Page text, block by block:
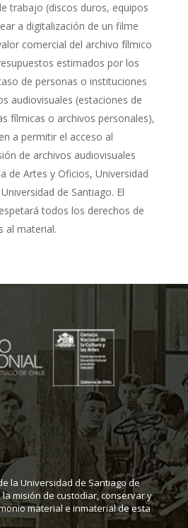
trabajo (discos duros, equipos
a digitalización de un filme
comercial del archivo fílmico
estimados por los
de personas o instituciones
audiovisuales (estaciones de
fílmicas o archivos personales),
a permitir el acceso al
de archivos audiovisuales
de Artes y Oficios, Universidad
de Santiago. El
todos los derechos de
al material.
la Universidad de Santiago de
la misión de custodiar, conservar y
material e inmaterial de esta